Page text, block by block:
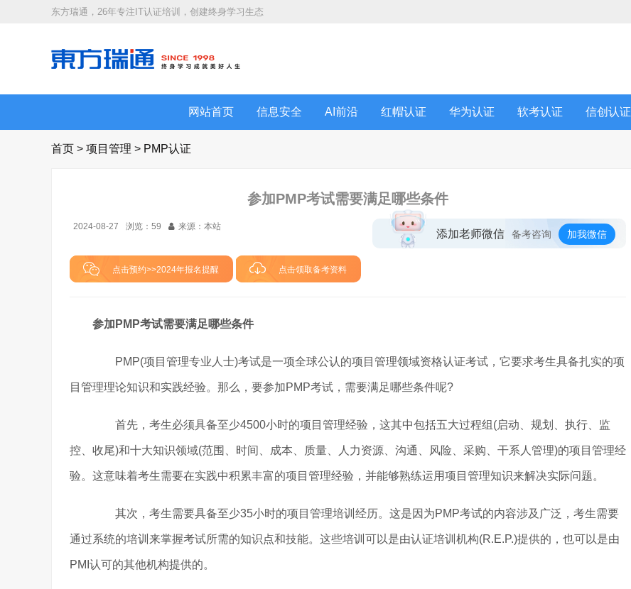
东方瑞通，26年专注IT认证培训，创建终身学习生态
网站首页 信息安全 AI前沿 红帽认证 华为认证 软考认证 信创认证
首页 > 项目管理 > PMP认证
参加PMP考试需要满足哪些条件
2024-08-27 浏览： 59 来源：本站
添加老师微信 备考咨询 加我微信
点击预约>>2024年报名提醒 点击领取备考资料
参加PMP考试需要满足哪些条件
PMP(项目管理专业人士)考试是一项全球公认的项目管理领域资格认证考试，它要求考生具备扎实的项
目管理理论知识和实践经验。那么，要参加PMP考试，需要满足哪些条件呢?
首先，考生必须具备至少4500小时的项目管理经验，这其中包括五大过程组(启动、规划、执行、监
控、收尾)和十大知识领域(范围、时间、成本、质量、人力资源、沟通、风险、采购、干系人管理)的项目管理经
验。这意味着考生需要在实践中积累丰富的项目管理经验，并能够熟练运用项目管理知识来解决实际问题。
其次，考生需要具备至少35小时的项目管理培训经历。这是因为PMP考试的内容涉及广泛，考生需要
通过系统的培训来掌握考试所需的知识点和技能。这些培训可以是由认证培训机构(R.E.P.)提供的，也可以是由
PMI认可的其他机构提供的。